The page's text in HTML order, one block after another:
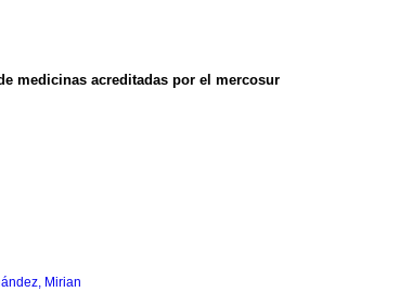
medicinas acreditadas por el mercosur
Mirian